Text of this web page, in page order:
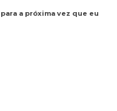
a próxima vez que eu